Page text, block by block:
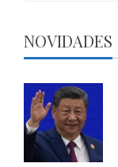
NOVIDADES